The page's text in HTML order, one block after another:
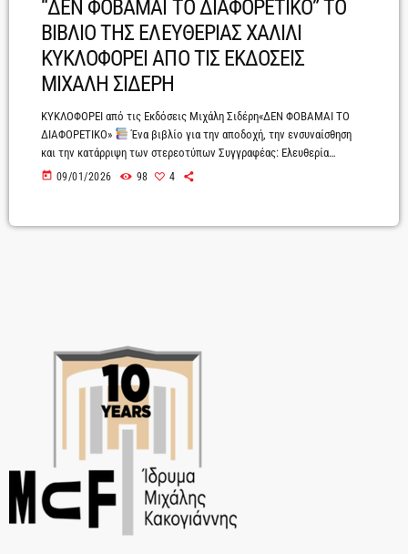
“ΔΕΝ ΦΟΒΑΜΑΙ ΤΟ ΔΙΑΦΟΡΕΤΙΚΟ” ΤΟ
ΒΙΒΛΙΟ ΤΗΣ ΕΛΕΥΘΕΡΙΑΣ ΧΑΛΙΛΙ
ΚΥΚΛΟΦΟΡΕΙ ΑΠΟ ΤΙΣ ΕΚΔΟΣΕΙΣ
ΜΙΧΑΛΗ ΣΙΔΕΡΗ
ΚΥΚΛΟΦΟΡΕΙ από τις Εκδόσεις Μιχάλη Σιδέρη«ΔΕΝ ΦΟΒΑΜΑΙ ΤΟ
ΔΙΑΦΟΡΕΤΙΚΟ»
Ένα βιβλίο για την αποδοχή, την ενσυναίσθηση
και την κατάρριψη των στερεοτύπων Συγγραφέας: Ελευθερία
ΧαλίλιΤο βιβλίο «Δεν φοβάμαι το διαφορετικό» της Ελευθερίας
από ποτέ: ότι η αξία του ανθρώπου δεν βρίσκεται στην εμφάνισή
today 09/01/2026 98 4